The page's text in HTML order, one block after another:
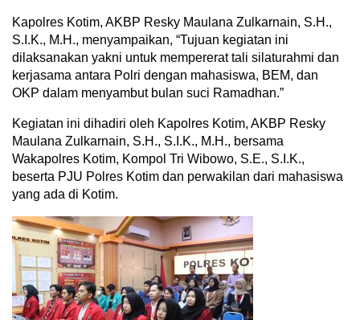
Kapolres Kotim, AKBP Resky Maulana Zulkarnain, S.H.,
S.I.K., M.H., menyampaikan, “Tujuan kegiatan ini
dilaksanakan yakni untuk mempererat tali silaturahmi dan
kerjasama antara Polri dengan mahasiswa, BEM, dan
OKP dalam menyambut bulan suci Ramadhan.”
Kegiatan ini dihadiri oleh Kapolres Kotim, AKBP Resky
Maulana Zulkarnain, S.H., S.I.K., M.H., bersama
Wakapolres Kotim, Kompol Tri Wibowo, S.E., S.I.K.,
beserta PJU Polres Kotim dan perwakilan dari mahasiswa
yang ada di Kotim.